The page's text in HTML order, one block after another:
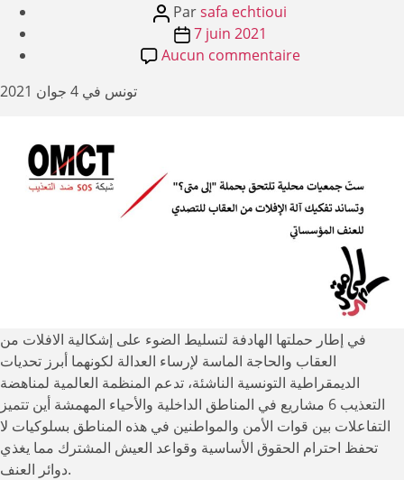
Auteur
l’article
Parsafa echtioui
Date
de
7 juin 2021
Aucun commentairesur
« إلى
متى؟ »
وتساند
الإفلات
العقاب
للتصدي
للعنف
المؤسساتي
تونس في 4 جوان 2021
في إطار حملتها الهادفة لتسليط الضوء على إشكالية الافلات من
العقاب والحاجة الماسة لإرساء العدالة لكونهما أبرز تحديات
الديمقراطية التونسية الناشئة، تدعم المنظمة العالمية لمناهضة
التعذيب 6 مشاريع في المناطق الداخلية والأحياء المهمشة أين تتميز
التفاعلات بين قوات الأمن والمواطنين في هذه المناطق بسلوكيات لا
تحفظ احترام الحقوق الأساسية وقواعد العيش المشترك مما يغذي
دوائر العنف.